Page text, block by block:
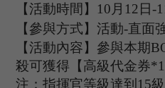
【活動時間】 10 月 12 日-
【參與方式】 活動-直面
【活動內容】參與本期B
殺可獲得【高級代金券*
注：指揮官等級達到 15